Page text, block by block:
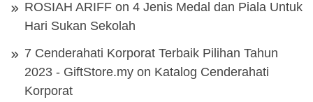
ROSIAH ARIFF on 4 Jenis Medal dan Piala Untuk
Hari Sukan Sekolah
7 Cenderahati Korporat Terbaik Pilihan Tahun
2023 - GiftStore.my on Katalog Cenderahati
Korporat